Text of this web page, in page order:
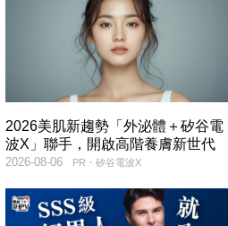
2026美肌新趨勢「外泌體＋矽谷電
波X」聯手，開啟高階養膚新世代
PR・矽谷電波X
2026-08-06